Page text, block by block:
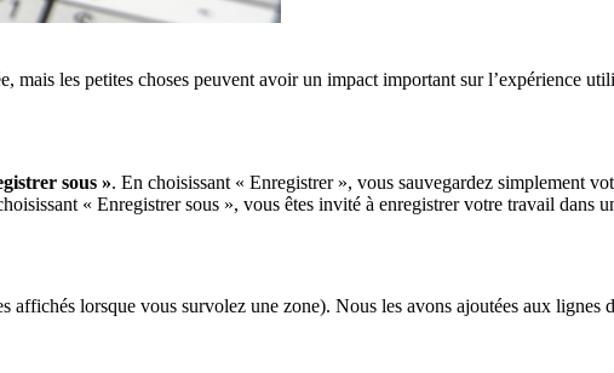
mais les petites choses peuvent avoir un impact important sur l’expérience
sous ». En choisissant « Enregistrer », vous sauvegardez simplement
« Enregistrer sous », vous êtes invité à enregistrer votre travail dans
affichés lorsque vous survolez une zone). Nous les avons ajoutées aux